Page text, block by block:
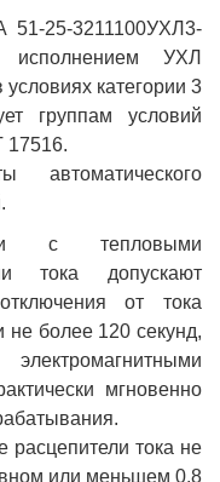
51-25-3211100УХЛ3-
исполнением УХЛ
категории 3
группам условий
17516.
с тепловыми
тока допускают
от тока
не более 120 секунд,
мгновенно
расцепители тока не
или меньшем 0,8